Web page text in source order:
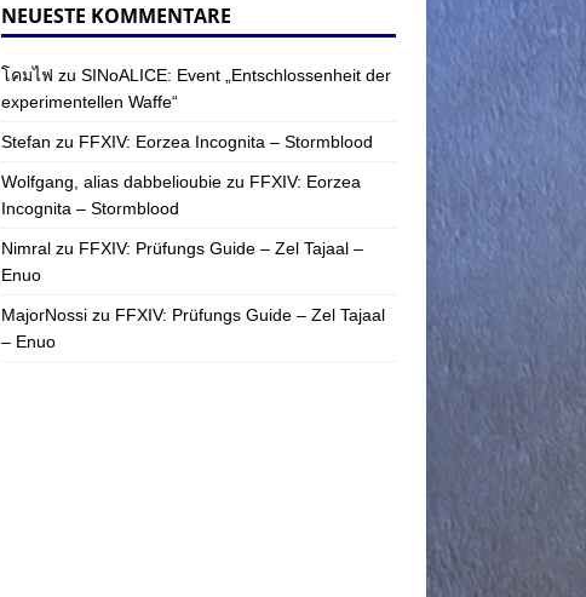
NEUESTE KOMMENTARE
โคมไฟ zu SINoALICE: Event „Entschlossenheit der
experimentellen Waffe“
Stefan zu FFXIV: Eorzea Incognita – Stormblood
Wolfgang, alias dabbelioubiezu FFXIV: Eorzea
Incognita – Stormblood
Nimralzu FFXIV: Prüfungs Guide – Zel Tajaal –
Enuo
MajorNossizu FFXIV: Prüfungs Guide – Zel Tajaal
– Enuo